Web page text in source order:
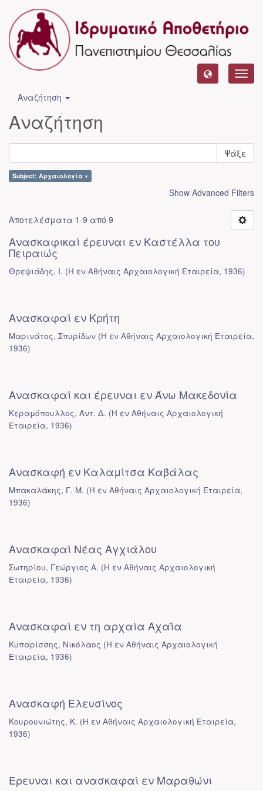
Αναζήτηση
Αναζήτηση
Ψάξε
Subject: Αρχαιολογία ×
Show Advanced Filters
Αποτελέσματα 1-9 από 9
Ανασκαφικαί έρευναι εν Καστέλλα του
Πειραιώς
Θρεψιάδης, Ι. (Η εν Αθήναις Αρχαιολογική Εταιρεία, 1936)
Ανασκαφαί εν Κρήτη
Μαρινάτος, Σπυρίδων (Η εν Αθήναις Αρχαιολογική Εταιρεία,
1936)
Ανασκαφαί και έρευναι εν Άνω Μακεδονία
Κεραμόπουλλος, Αντ. Δ. (Η εν Αθήναις Αρχαιολογική
Εταιρεία, 1936)
Ανασκαφή εν Καλαμίτσα Καβάλας
Μπακαλάκης, Γ. Μ. (Η εν Αθήναις Αρχαιολογική Εταιρεία,
1936)
Ανασκαφαί Νέας Αγχιάλου
Σωτηρίου, Γεώργιος Α. (Η εν Αθήναις Αρχαιολογική
Εταιρεία, 1936)
Ανασκαφαί εν τη αρχαία Αχαΐα
Κυπαρίσσης, Νικόλαος (Η εν Αθήναις Αρχαιολογική
Εταιρεία, 1936)
Ανασκαφή Ελευσίνος
Κουρουνιώτης, Κ. (Η εν Αθήναις Αρχαιολογική Εταιρεία,
1936)
Έρευναι και ανασκαφαί εν Μαραθώνι